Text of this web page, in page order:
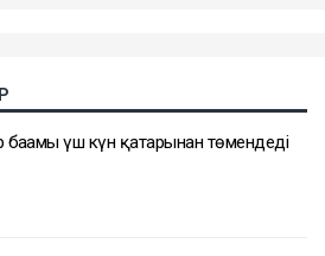
үш күн қатарынан төмендеді